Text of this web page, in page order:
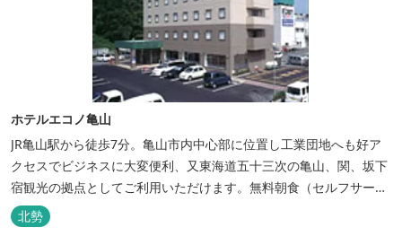
ホテルエコノ亀山
JR亀山駅から徒歩7分。亀山市内中心部に位置し工業団地へも好ア
クセスでビジネスに大変便利、又東海道五十三次の亀山、関、坂下
宿観光の拠点としてご利用いただけます。無料朝食（セルフサービ
ス）、無料駐車場付で低価格な高機能ホテルです。
北勢